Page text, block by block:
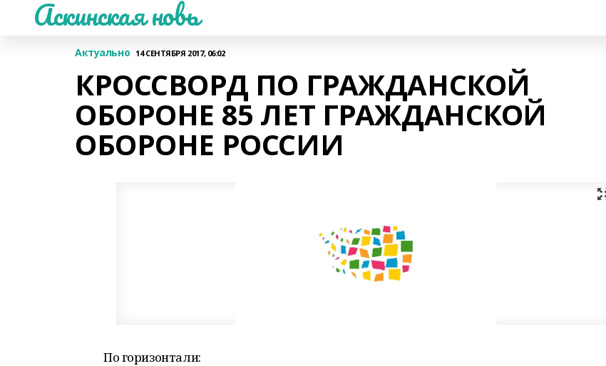
Аскинская новь
Актуально 14 СЕНТЯБРЯ 2017, 06:02
КРОССВОРД ПО ГРАЖДАНСКОЙ
ОБОРОНЕ 85 ЛЕТ ГРАЖДАНСКОЙ
ОБОРОНЕ РОССИИ
По горизонтали: